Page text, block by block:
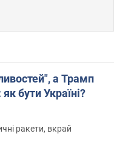
а Трамп
бути Україні?
ракети, вкрай